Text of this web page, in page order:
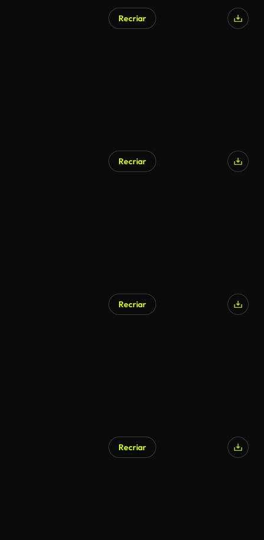
Recriar
Recriar
Recriar
Recriar